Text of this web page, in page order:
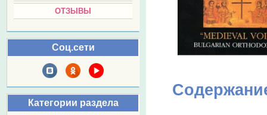
ОТЗЫВЫ
Соц.сети
Категории раздела